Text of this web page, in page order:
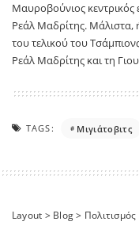
Μαυροβούνιος κεντρικός
Ρεάλ Μαδρίτης. Μάλιστα,
του τελικού του
Ρεάλ Μαδρίτης και τη
TAGS: Μιγιάτοβιτς
Layout > Blog> Πολιτισμός